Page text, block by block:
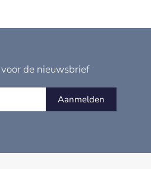
de nieuwsbrief
Aanmelden